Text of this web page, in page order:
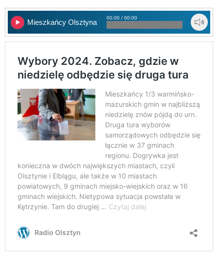
Mieszkańcy Olsztyna
00:00 / 00:00